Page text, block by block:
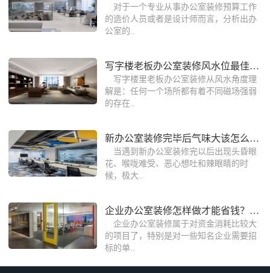
对于一个专业从事办公室装修预算工作
的造价人员或者是设计师而言，分析出办
公室的..
写字楼老板办公室装修风水位最佳位置全
写字楼里老板办公室装修从风水角度理
解是：任何一个场所都有着不同磁场强弱
的存在..
新办公室装修完毕后气味大该怎么处理？
当遇到新办公室装修完以后出现头昏眼
花、喉咙难受、恶心想吐和辣眼睛的时
候，极大..
企业办公室装修怎样做才能省钱？这些装
企业办公室装修属于对资金消耗比较大
的项目了，特别是对一些知名企业需要招
标的单..